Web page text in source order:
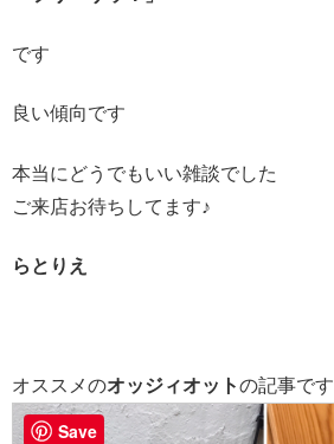
です
良い傾向です
本当にどうでもいい雑談でした
ご来店お待ちしてます♪
らとりえ
オススメのオッジィオットの記事です
Save